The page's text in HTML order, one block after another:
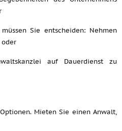
Sie entscheiden: Nehmen
auf Dauerdienst zu
Mieten Sie einen Anwalt,